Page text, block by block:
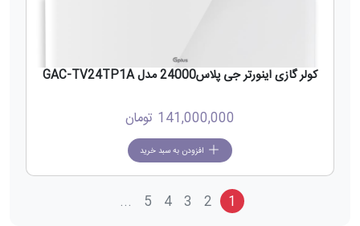
کولر گازی اینورتر جی پلاس24000 مدل GAC-TV24TP1A
141,000,000 تومان
افزودن به سبد خرید
1
2
3
4
5
...